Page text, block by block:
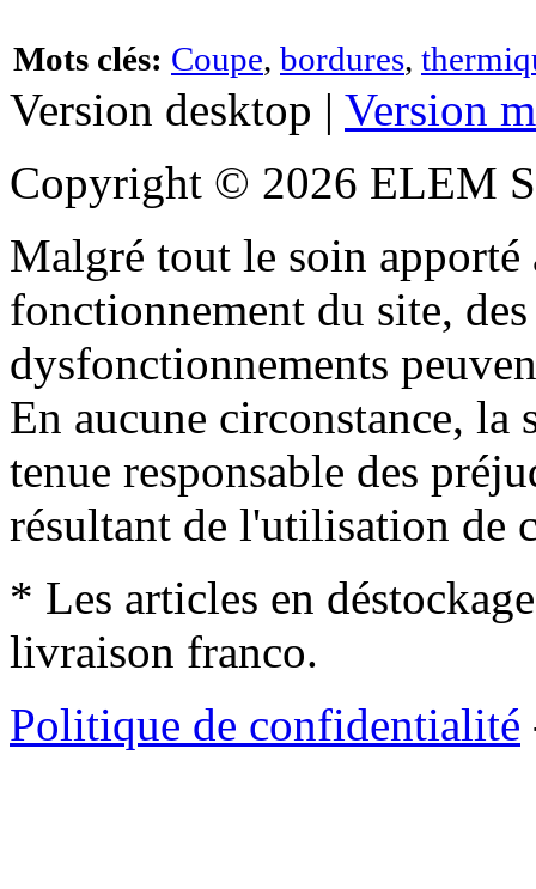
Mots clés: Coupe, bordures,
Version desktop | Version
Copyright © 2026 ELEM
Malgré tout le soin apporté
fonctionnement du site,
dysfonctionnements
En aucune circonstance, la
tenue responsable des
résultant de l'utilisation de
* Les articles en
livraison franco.
Politique de confidentialité